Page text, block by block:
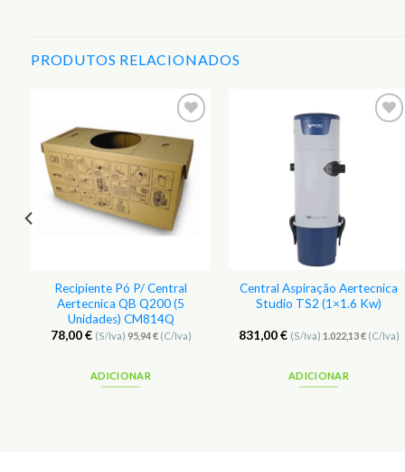
PRODUTOS RELACIONADOS
Adicionar
aos
Favoritos
Recipiente Pó P/ Central
Aertecnica QB Q200 (5
Unidades) CM814Q
78,00€ (S/Iva) 95,94€(C/Iva)
ADICIONAR
Central Aspiração Aertecnica
Studio TS2 (1×1.6 Kw)
831,00€ (S/Iva) 1.022,13€(C/Iva)
ADICIONAR